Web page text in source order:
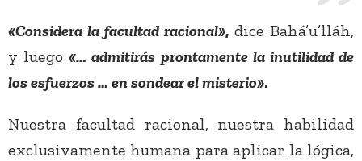
«Considera la facultad racional», dice Bahá’u’lláh,
y luego«… admitirás prontamente la inutilidad de
los esfuerzos … en sondear el misterio».
Nuestra facultad racional, nuestra habilidad
exclusivamente humana para aplicar la lógica,